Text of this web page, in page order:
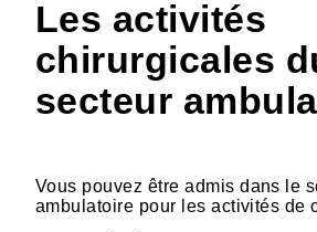
Les activités
chirurgicales
secteur
Vous pouvez être admis dans le
ambulatoire pour les activités de